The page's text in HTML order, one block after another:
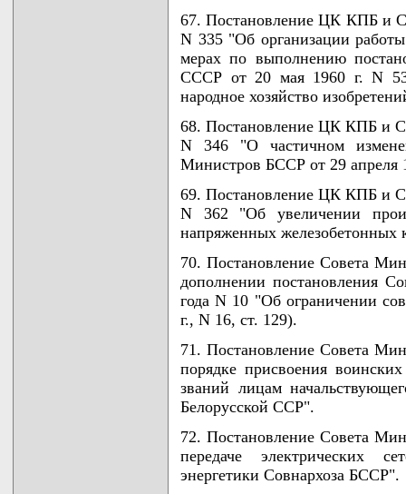
67. Постановление ЦК КПБ и
N 335 "Об организации
мерах по выполнению
СССР от 20 мая 1960 г. N
народное хозяйство
68. Постановление ЦК КПБ и
N 346 "О частичном
Министров БССР от 29 апреля
69. Постановление ЦК КПБ и
N 362 "Об увеличении
напряженных железобетонных
70. Постановление Совета
дополнении постановления
года N 10 "Об ограничении
г., N 16, ст. 129).
71. Постановление Совета
порядке присвоения
званий лицам
Белорусской ССР".
72. Постановление Совета
передаче электрических
энергетики Совнархоза БССР".